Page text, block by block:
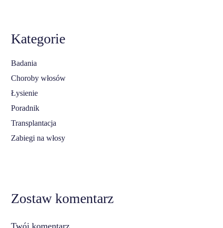
Kategorie
Badania
Choroby włosów
Łysienie
Poradnik
Transplantacja
Zabiegi na włosy
Zostaw komentarz